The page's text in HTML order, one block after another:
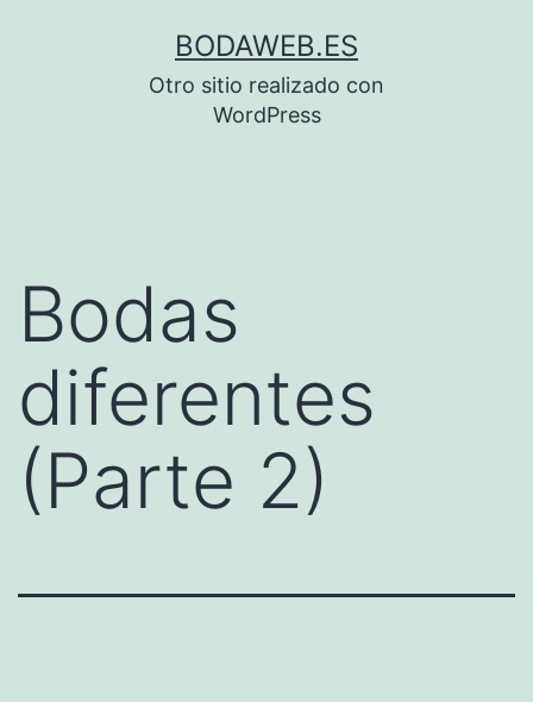
BODAWEB.ES
Otro sitio realizado con
WordPress
Bodas
diferentes
(Parte 2)